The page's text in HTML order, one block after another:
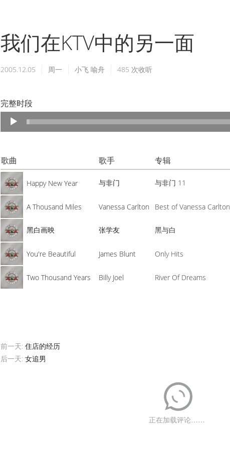
我们在KTV中的另一面
2005.12.05 周一 小飞 喻舟 485 次收听
完整时段
Audio
Player
歌曲 歌手 专辑
Happy New Year 与非门 与非门 11
A Thousand Miles Vanessa Carlton Best of Vanessa Carlton
黑白画映 张学友 黑与白
You're Beautiful James Blunt Only Hits
Two Thousand Years Billy Joel River Of Dreams
前一天:住店的经历
后一天:女追男